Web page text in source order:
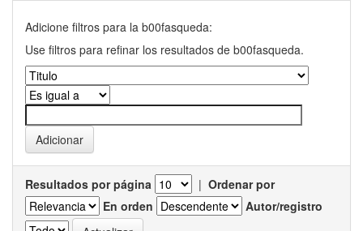
Adicione filtros para la b00fasqueda:
Use filtros para refinar los resultados de b00fasqueda.
Resultados por página | Ordenar por
En orden
Autor/registro